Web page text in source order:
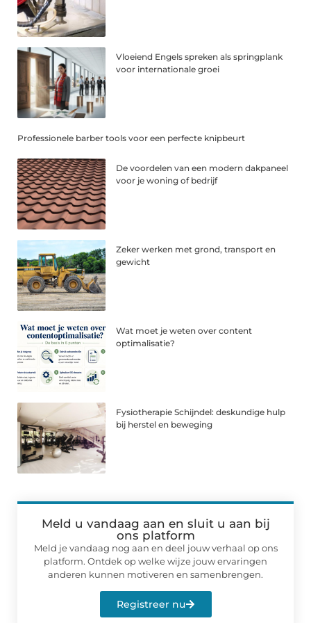
Vloeiend Engels spreken als springplank
voor internationale groei
Professionele barber tools voor een perfecte knipbeurt
De voordelen van een modern dakpaneel
voor je woning of bedrijf
Zeker werken met grond, transport en
gewicht
Wat moet je weten over content
optimalisatie?
Fysiotherapie Schijndel: deskundige hulp
bij herstel en beweging
Meld u vandaag aan en sluit u aan bij
ons platform
Meld je vandaag nog aan en deel jouw verhaal op ons
platform. Ontdek op welke wijze jouw ervaringen
anderen kunnen motiveren en samenbrengen.
Registreer nu